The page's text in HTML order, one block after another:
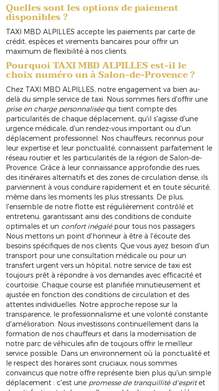
Quelles sont les options de paiement
disponibles ?
TAXI MBD ALPILLES accepte les paiements par carte de
crédit, espèces et virements bancaires pour offrir un
maximum de flexibilité à nos clients.
Pourquoi TAXI MBD ALPILLES est-il le
choix numéro un à Salon-de-Provence ?
Chez TAXI MBD ALPILLES, notre engagement va bien au-
delà du simple service de taxi. Nous sommes fiers d'offrir une
prise en charge personnaliséequi tient compte des
particularités de chaque déplacement, qu'il s'agisse d'une
urgence médicale, d'un rendez-vous important ou d'un
déplacement professionnel. Nos chauffeurs, reconnus pour
leur expertise et leur ponctualité, connaissent parfaitement le
réseau routier et les particularités de la région de Salon-de-
Provence. Grâce à leur connaissance approfondie des rues,
des itinéraires alternatifs et des zones de circulation dense, ils
parviennent à vous conduire rapidement et en toute sécurité,
même dans les moments les plus stressants. De plus,
l'ensemble de notre flotte est régulièrement contrôlé et
entretenu, garantissant ainsi des conditions de conduite
optimales et un confort inégalépour tous nos passagers.
Nous mettons un point d'honneur à être à l'écoute des
besoins spécifiques de nos clients. Que vous ayez besoin d'un
transport pour une consultation médicale ou pour un
transfert urgent vers un hôpital, notre service de taxi est
toujours prêt à répondre à vos demandes avec efficacité et
courtoisie. Chaque course est planifiée minutieusement et
ajustée en fonction des conditions de circulation et des
attentes individuelles. Notre approche repose sur la
transparence, le professionnalisme et une volonté constante
d'amélioration. Nous investissons continuellement dans la
formation de nos chauffeurs et dans la modernisation de
notre parc de véhicules afin de toujours offrir le meilleur
service possible. Dans un environnement où la ponctualité et
le respect des horaires sont cruciaux, nous sommes
convaincus que notre offre représente bien plus qu'un simple
déplacement : c'est une promesse de tranquillité d'espritet